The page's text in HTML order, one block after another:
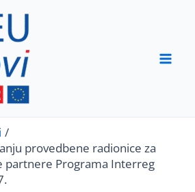
provedbene radionice za
partnere Programa Interreg